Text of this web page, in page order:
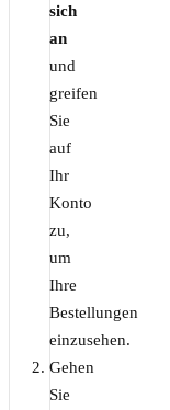
sich
an
und
greifen
Sie
auf
Ihr
Konto
zu,
um
Ihre
Bestellungen
einzusehen.
Gehen
Sie